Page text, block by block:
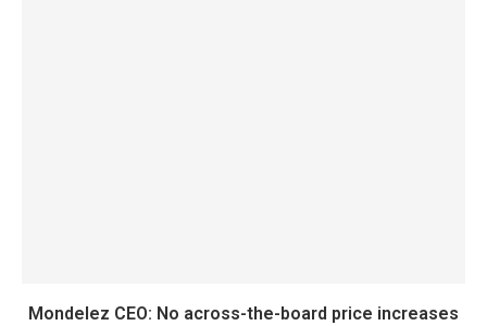
Mondelez CEO: No across-the-board price increases